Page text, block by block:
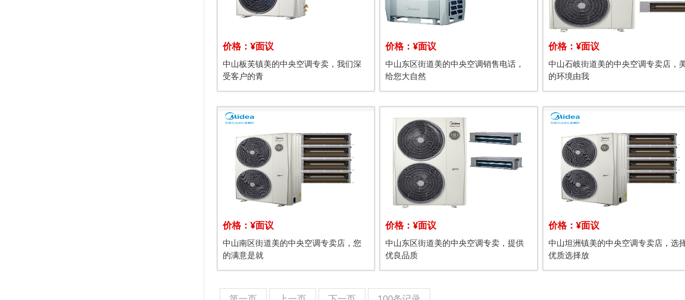
价格：¥面议
中山板芙镇美的中央空调专卖，我们深
受客户的青
价格：¥面议
中山东区街道美的中央空调销售电话，
给您大自然
价格：¥面议
中山石岐街道美的中央空调专卖店，
的环境由我
价格：¥面议
中山南区街道美的中央空调专卖店，您
的满意是就
价格：¥面议
中山东区街道美的中央空调专卖，提供
优良品质
价格：¥面议
中山坦洲镇美的中央空调专卖店，选
优质选择放